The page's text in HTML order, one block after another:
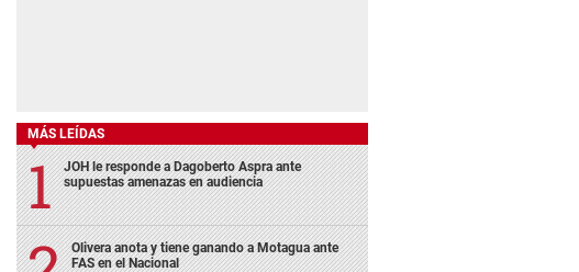
MÁS LEÍDAS
JOH le responde a Dagoberto Aspra ante
supuestas amenazas en audiencia
Olivera anota y tiene ganando a Motagua ante
FAS en el Nacional